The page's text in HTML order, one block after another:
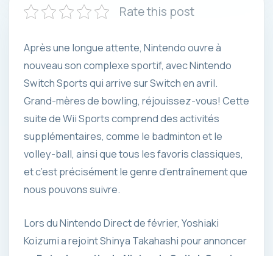
Rate this post
Après une longue attente, Nintendo ouvre à
nouveau son complexe sportif, avec Nintendo
Switch Sports qui arrive sur Switch en avril.
Grand-mères de bowling, réjouissez-vous! Cette
suite de Wii Sports comprend des activités
supplémentaires, comme le badminton et le
volley-ball, ainsi que tous les favoris classiques,
et c’est précisément le genre d’entraînement que
nous pouvons suivre.
Lors du Nintendo Direct de février, Yoshiaki
Koizumi a rejoint Shinya Takahashi pour annoncer